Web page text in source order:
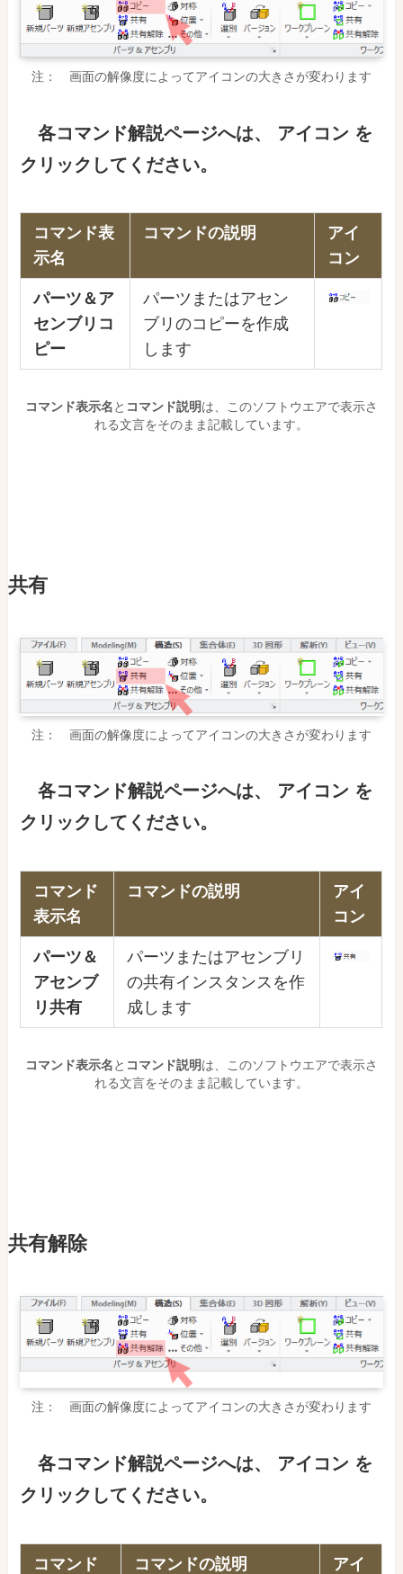
注： 画面の解像度によってアイコンの大きさが変わります
各コマンド解説ページへは、 アイコン を
クリックしてください。
コマンド表
示名
コマンドの説明
アイ
コン
パーツ＆ア
センブリコ
ピー
パーツまたはアセン
ブリのコピーを作成
します
コマンド表示名と コマンド説明は、このソフトウエアで表示さ
れる文言をそのまま記載しています。
共有
注： 画面の解像度によってアイコンの大きさが変わります
各コマンド解説ページへは、 アイコン を
クリックしてください。
コマンド
表示名
コマンドの説明
アイ
コン
パーツ＆
アセンブ
リ共有
パーツまたはアセンブリ
の共有インスタンスを作
成します
コマンド表示名と コマンド説明は、このソフトウエアで表示さ
れる文言をそのまま記載しています。
共有解除
注： 画面の解像度によってアイコンの大きさが変わります
各コマンド解説ページへは、 アイコン を
クリックしてください。
コマンド
コマンドの説明
アイ